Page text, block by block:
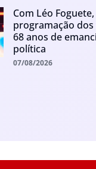
Com Léo
programação
68 anos de
política
07/08/2026